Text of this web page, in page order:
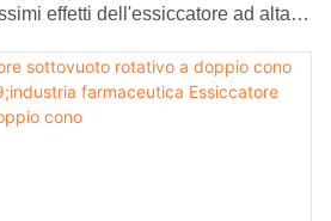
effetti dell'essiccatore ad alta
di proteine ​​del siero del latte e del
di applicazioni ed è ora adatto